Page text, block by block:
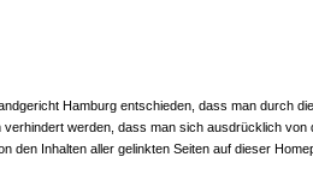
Hamburg entschieden, dass man durch
werden, dass man sich ausdrücklich von
den Inhalten aller gelinkten Seiten auf dieser